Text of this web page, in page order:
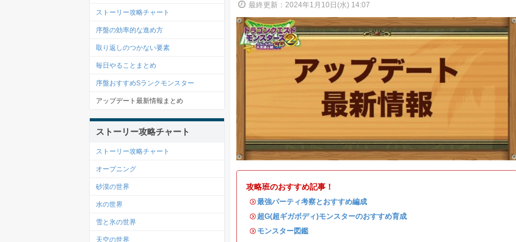
最終更新：2024年1月10日(水) 14:07
攻略班のおすすめ記事！
・最強パーティ考察とおすすめ編成
・超G(超ギガボディ)モンスターのおすすめ育成
・ モンスター図鑑
ストーリー攻略チャート
序盤の効率的な進め方
取り返しのつかない要素
毎日やることまとめ
序盤おすすめSランクモンスター
アップデート最新情報まとめ
ストーリー攻略チャート
ストーリー攻略チャート
オープニング
砂漠の世界
水の世界
雪と氷の世界
天空の世界